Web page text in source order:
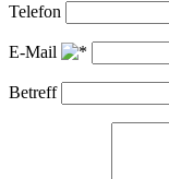
Telefon
E-Mail
Betreff